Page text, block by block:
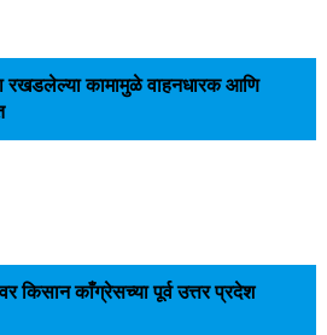
रखडलेल्या कामामुळे वाहनधारक आणि
किसान काँग्रेसच्या पूर्व उत्तर प्रदेश